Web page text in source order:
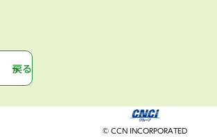
戻る
© CCN INCORPORATED